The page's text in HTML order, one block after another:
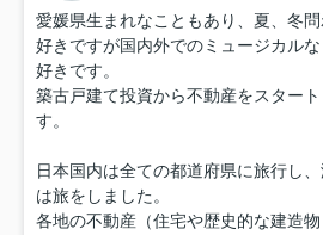
愛媛県生まれなこともあり、夏、冬
好きですが国内外でのミュージカル
好きです。
築古戸建て投資から不動産をスター
す。
日本国内は全ての都道府県に旅行し
は旅をしました。
各地の不動産（住宅や歴史的な建造